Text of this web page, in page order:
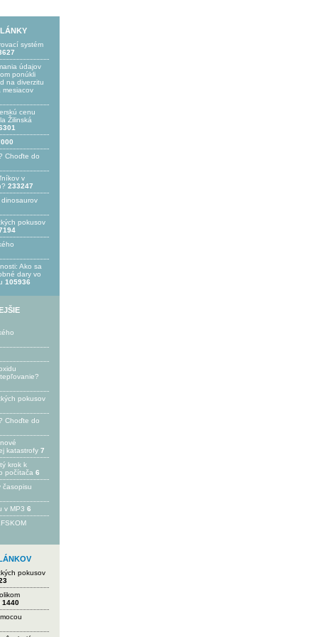
systém
údajov
ponúkli
na diverzitu
mesiacov
cenu
Žilinská
Choďte do
v
233247
pokusov
Ako sa
dary vo
105936
pokusov
Choďte do
katastrofy 7
krok k
počítača 6
časopisu
v MP3 6
pokusov
1440